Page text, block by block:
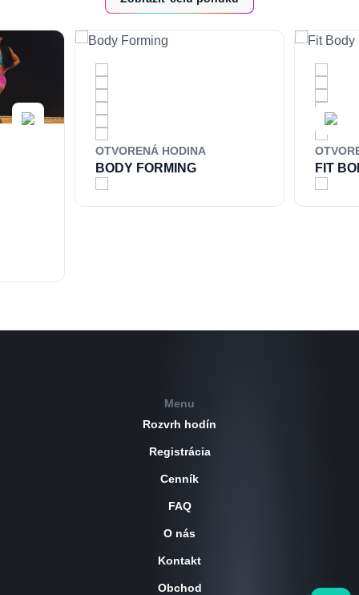
OTVORENÁ HODINA
BODY FORMING FIT
Menu
Rozvrh hodín
Registrácia
Cenník
FAQ
O nás
Kontakt
Obchod